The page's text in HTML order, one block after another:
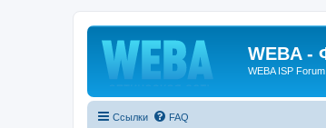
WEBA -
WEBA ISP
Ссылки FAQ